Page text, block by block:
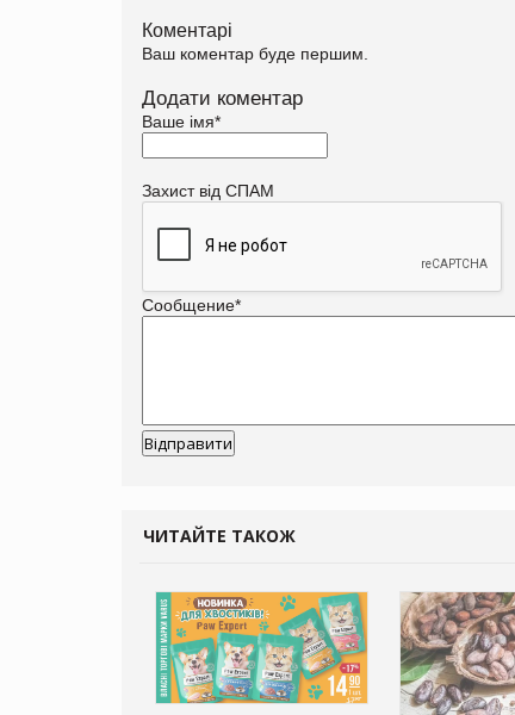
Коментарі
Ваш коментар буде першим.
Додати коментар
Ваше імя*
Захист від СПАМ
Сообщение*
ЧИТАЙТЕ ТАКОЖ